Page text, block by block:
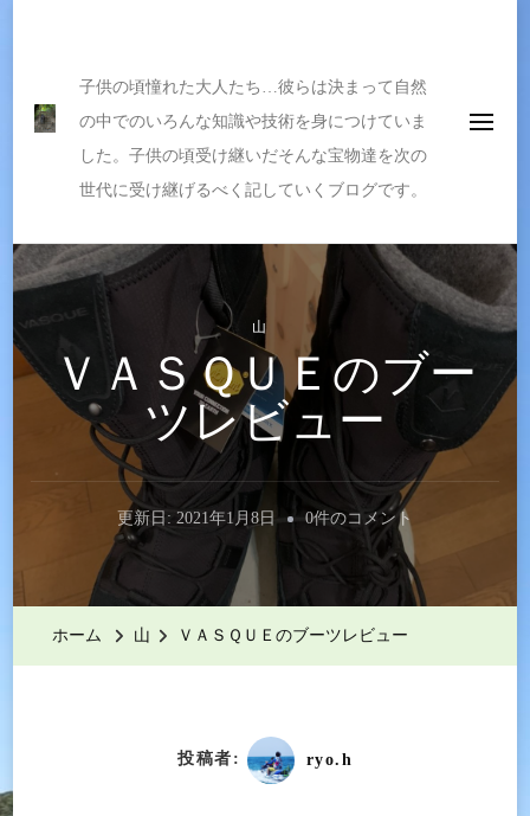
子供の頃憧れた大人たち…彼らは決まって自然
の中でのいろんな知識や技術を身につけていま
した。子供の頃受け継いだそんな宝物達を次の
世代に受け継げるべく記していくブログです。
山
ＶＡＳＱＵＥのブー
ツレビュー
更新日: 2021年1月8日
Ｖ
ブ
0件のコメント
ホーム 山 ＶＡＳＱＵＥのブーツレビュー
投稿者: ryo.h